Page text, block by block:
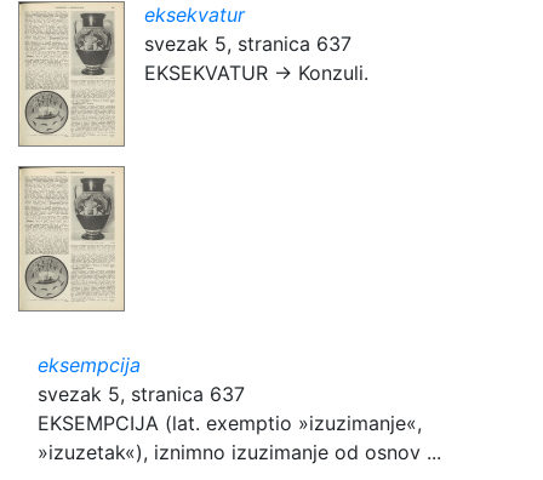
eksekvatur
svezak 5, stranica 637
EKSEKVATUR → Konzuli.
eksempcija
svezak 5, stranica 637
EKSEMPCIJA (lat. exemptio »izuzimanje«,
»izuzetak«), iznimno izuzimanje od osnov ...